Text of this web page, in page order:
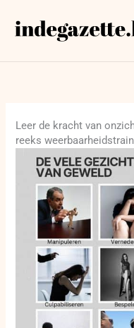
naar
Leer de kracht van
reeks